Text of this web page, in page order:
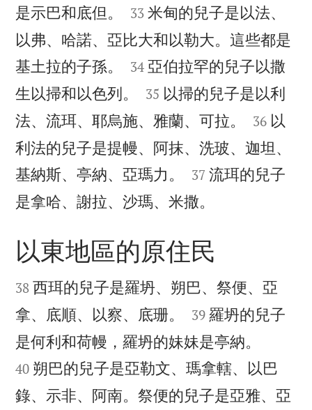
是示巴和底但。


33 米甸的兒子是以法、
以弗、哈諾、亞比大和以勒大。這些都是
基土拉的子孫。


34 亞伯拉罕的兒子以撒
生以掃和以色列。


35 以掃的兒子是以利
法、流珥、耶烏施、雅蘭、可拉。


36 以
利法的兒子是提幔、阿抹、洗玻、迦坦、
基納斯、亭納、亞瑪力。


37 流珥的兒子
是拿哈、謝拉、沙瑪、米撒。

以東地區的原住民

38 西珥的兒子是羅坍、朔巴、祭便、亞
拿、底順、以察、底珊。


39 羅坍的兒子
是何利和荷幔，羅坍的妹妹是亭納。
40 朔巴的兒子是亞勒文、瑪拿轄、以巴
錄、示非、阿南。祭便的兒子是亞雅、亞